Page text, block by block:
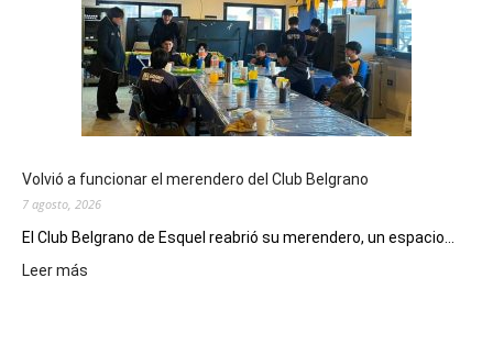
Municipal
presenta
dos
funciones
de
Spider
Un
Nuevo
Volvió a funcionar el merendero del Club Belgrano
7 agosto, 2026
El Club Belgrano de Esquel reabrió su merendero, un espacio...
Leer más